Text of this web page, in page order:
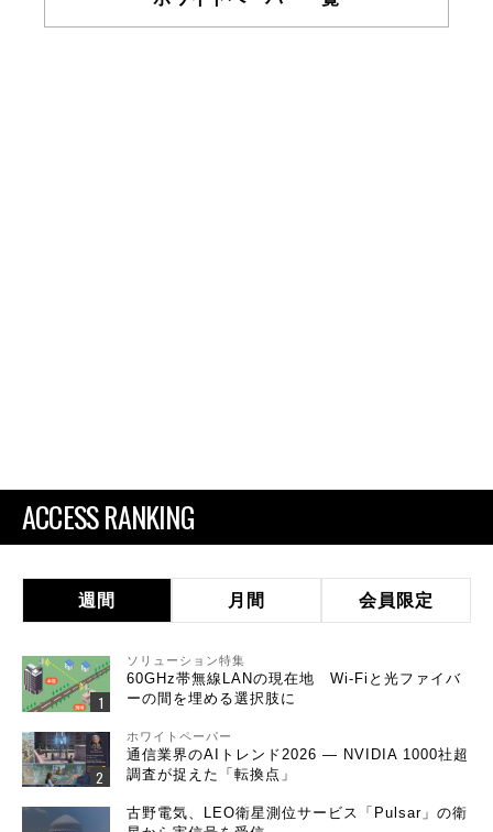
ACCESS RANKING
週間 月間 会員限定
ソリューション特集
60GHz帯無線LANの現在地 Wi-Fiと光ファイバ
ーの間を埋める選択肢に
ホワイトペーパー
通信業界のAIトレンド2026 ― NVIDIA 1000社超
調査が捉えた「転換点」
古野電気、LEO衛星測位サービス「Pulsar」の衛